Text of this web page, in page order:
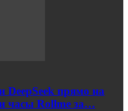
DeepSeek прямо на
часы Rollme за…